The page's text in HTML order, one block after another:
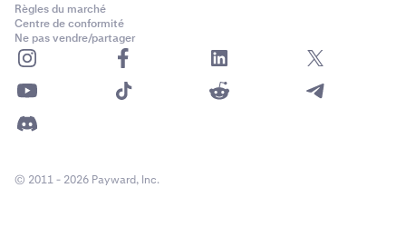
Règles du marché
Centre de conformité
Ne pas vendre/partager
© 2011 - 2026 Payward, Inc.